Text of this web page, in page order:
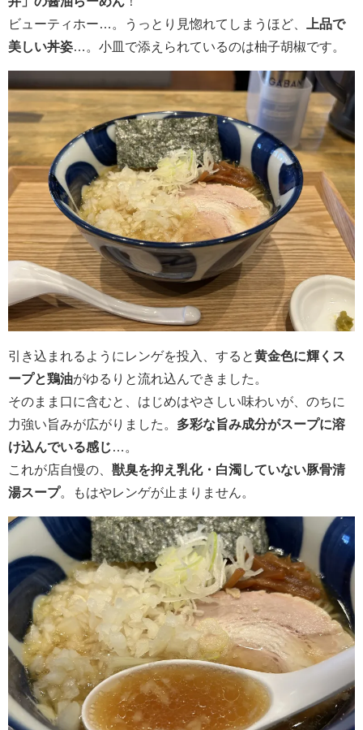
ビューティホー…。うっとり見惚れてしまうほど、
上品で
美しい丼姿 …。小皿で添えられているのは柚子胡椒です。
引き込まれるようにレンゲを投入、すると黄金色に輝くス
ープと鶏油がゆるりと流れ込んできました。
そのまま口に含むと、はじめはやさしい味わいが、のちに
力強い旨みが広がりました。 多彩な旨み成分がスープに溶
け込んでいる感じ
これが店自慢の、 獣臭を抑え乳化・白濁していない豚骨清
湯スープ。もはやレンゲが止まりません。